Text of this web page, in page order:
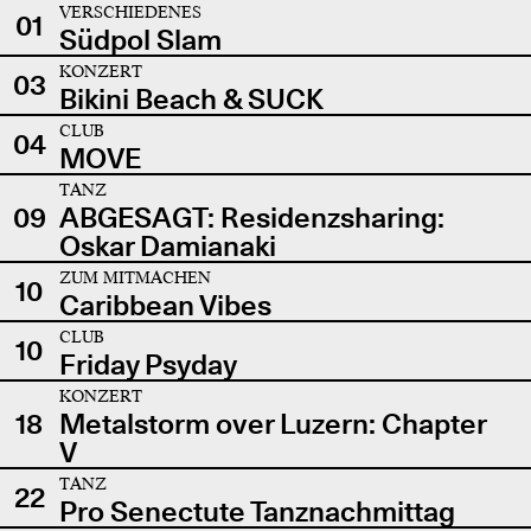
01
VERSCHIEDENES
Südpol Slam
03
KONZERT
Bikini Beach & SUCK
04
CLUB
MOVE
09
TANZ
ABGESAGT: Residenzsharing:
Oskar Damianaki
10
ZUM MITMACHEN
Caribbean Vibes
10
CLUB
Friday Psyday
18
KONZERT
Metalstorm over Luzern: Chapter
V
22
TANZ
Pro Senectute Tanznachmittag